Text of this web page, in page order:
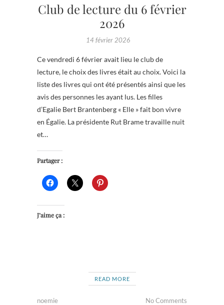
Club de lecture du 6 février
2026
14 février 2026
Ce vendredi 6 février avait lieu le club de
lecture, le choix des livres était au choix. Voici la
liste des livres qui ont été présentés ainsi que les
avis des personnes les ayant lus. Les filles
d’Egalie Bert Brantenberg « Elle » fait bon vivre
en Égalie. La présidente Rut Brame travaille nuit
et…
Partager :
J’aime ça :
READ MORE
noemie No Comments